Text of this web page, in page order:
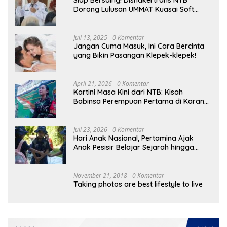
Dorong Lulusan UMMAT Kuasai Soft
Juli 13, 2025 0 Komentar
Jangan Cuma Masuk, Ini Cara Bercinta
yang Bikin Pasangan Klepek-klepek!
April 21, 2026 0 Komentar
Kartini Masa Kini dari NTB: Kisah
Babinsa Perempuan Pertama di Karang
Juli 23, 2026 0 Komentar
Hari Anak Nasional, Pertamina Ajak
Anak Pesisir Belajar Sejarah hingga
November 21, 2018 0 Komentar
Taking photos are best lifestyle to live